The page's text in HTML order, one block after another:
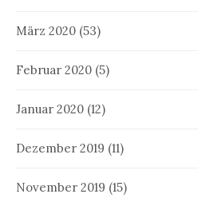
März 2020 (53)
Februar 2020 (5)
Januar 2020 (12)
Dezember 2019 (11)
November 2019 (15)